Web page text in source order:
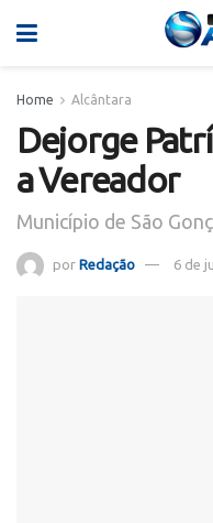
Home Alcântara
Dejorge
a Vereador
Município de São
por Redação 6 de